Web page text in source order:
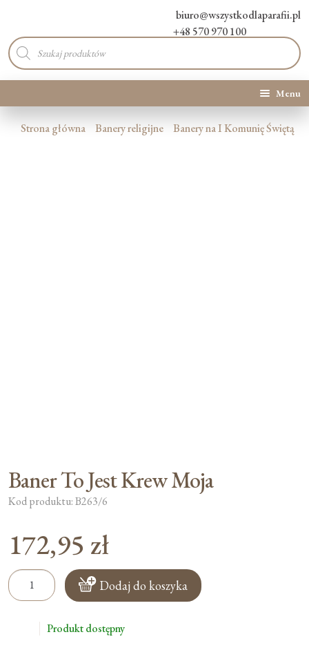
biuro@wszystkodlaparafii.pl
+48 570 970 100
Wyszukiwarka
produktów
Menu
Kategorie produktów
Strona główna Banery religijne Banery na I Komunię Świętą
Baner To Jest Krew Moja
Kod produktu: B263/6
172,95 zł
ilość
Baner
Dodaj do koszyka
Produkt dostępny